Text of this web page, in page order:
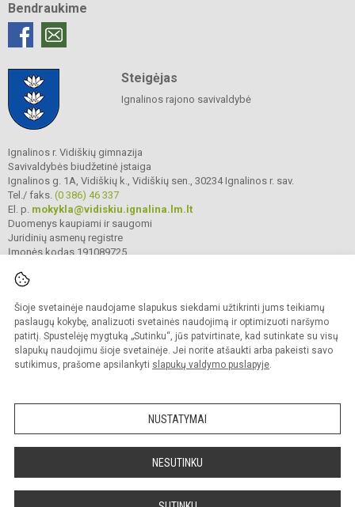
Šioje svetainėje naudojame slapukus siekdami užtikrinti jums teikiamų
paslaugų kokybę, analizuoti svetainės naudojimą ir optimizuoti naršymo
patirtį. Spustelėję mygtuką „Sutinku“, jūs patvirtinate, kad sutinkate su visų
slapukų naudojimu šioje svetainėje. Jei norite atšaukti arba pakeisti savo
sutikimus, prašome apsilankyti slapukų valdymo puslapyje.
NUSTATYMAI
NESUTINKU
Bendraukime
Steigėjas
Ignalinos rajono savivaldybė
Ignalinos r. Vidiškių gimnazija
Savivaldybės biudžetinė įstaiga
Ignalinos g. 1A, Vidiškių k., Vidiškių sen., 30234 Ignalinos r. sav.
Tel./ faks. (0 386) 46 337
El. p. mokykla@vidiskiu.ignalina.lm.lt
Duomenys kaupiami ir saugomi
Juridinių asmenų registre
Įmonės kodas 191089725
© 2025. Ignalinos r. Vidiškių gimnazija. Visos teisės saugomos.
Kopijuoti turinį be raštiško gimnazijos sutikimo griežtai draudžiama.
Prieinamumo paraiška Slapukų valdymas
Sumanus būdas atnaujinti